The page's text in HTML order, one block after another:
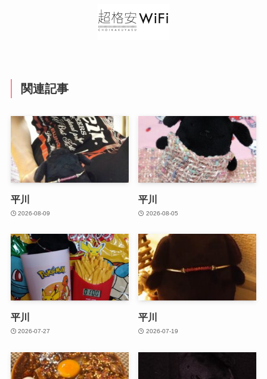
関連記事
平川
2026-08-09
平川
2026-08-05
平川
2026-07-27
平川
2026-07-19